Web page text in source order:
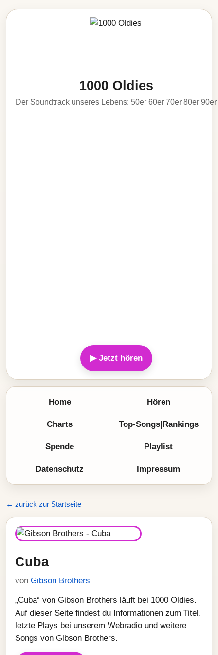
1000 Oldies
Der Soundtrack unseres Lebens: 50er 60er 70er 80er 90er
▶ Jetzt hören
Home Hören
Charts Top-Songs|Rankings
Spende Playlist
Datenschutz Impressum
← zurück zur Startseite
Cuba
von Gibson Brothers
„Cuba“ von Gibson Brothers läuft bei 1000 Oldies.
Auf dieser Seite findest du Informationen zum Titel,
letzte Plays bei unserem Webradio und weitere
Songs von Gibson Brothers.